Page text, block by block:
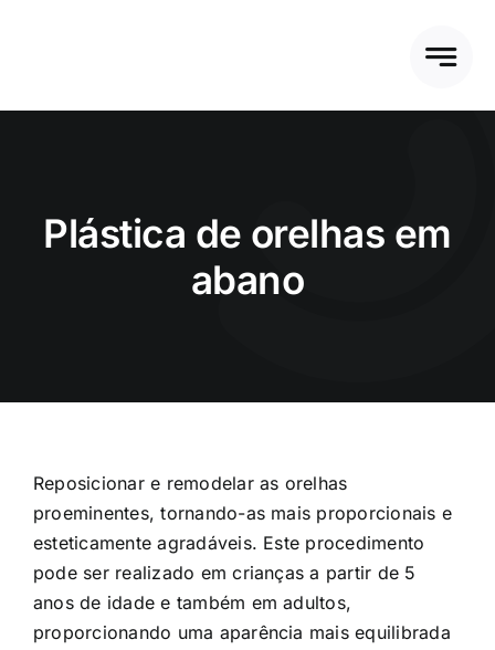
Plástica de orelhas em
abano
Reposicionar e remodelar as orelhas
proeminentes, tornando-as mais proporcionais e
esteticamente agradáveis. Este procedimento
pode ser realizado em crianças a partir de 5
anos de idade e também em adultos,
proporcionando uma aparência mais equilibrada